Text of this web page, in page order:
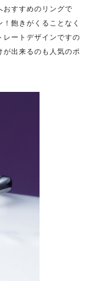
すすめのリングで
飽きがくることなく
レートデザインですの
出来るのも人気のポ